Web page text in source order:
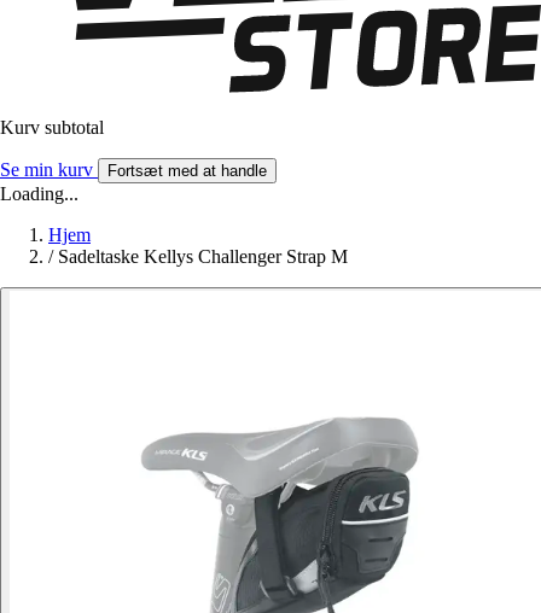
Kurv subtotal
Se min kurv Fortsæt med at handle
Loading...
Hjem
/ Sadeltaske Kellys Challenger Strap M